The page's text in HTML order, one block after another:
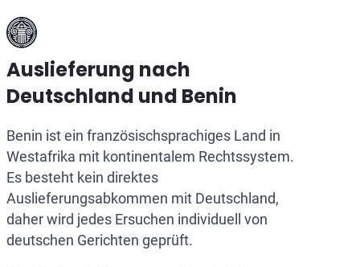
Auslieferung nach
Deutschland und Benin
Benin ist ein französischsprachiges Land in
Westafrika mit kontinentalem Rechtssystem.
Es besteht kein direktes
Auslieferungsabkommen mit Deutschland,
daher wird jedes Ersuchen individuell von
deutschen Gerichten geprüft.